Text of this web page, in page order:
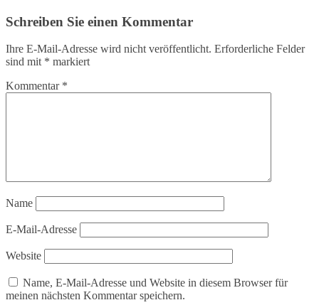
Schreiben Sie einen Kommentar
Ihre E-Mail-Adresse wird nicht veröffentlicht. Erforderliche Felder
sind mit * markiert
Kommentar *
Name
E-Mail-Adresse
Website
Name, E-Mail-Adresse und Website in diesem Browser für
meinen nächsten Kommentar speichern.